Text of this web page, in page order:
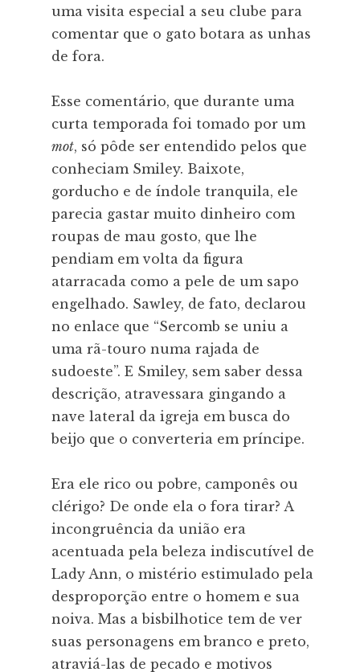
uma visita especial a seu clube para
comentar que o gato botara as unhas
de fora.
Esse comentário, que durante uma
curta temporada foi tomado por um
mot, só pôde ser entendido pelos que
conheciam Smiley. Baixote,
gorducho e de índole tranquila, ele
parecia gastar muito dinheiro com
roupas de mau gosto, que lhe
pendiam em volta da figura
atarracada como a pele de um sapo
engelhado. Sawley, de fato, declarou
no enlace que “Sercomb se uniu a
uma rã-touro numa rajada de
sudoeste”. E Smiley, sem saber dessa
descrição, atravessara gingando a
nave lateral da igreja em busca do
beijo que o converteria em príncipe.
Era ele rico ou pobre, camponês ou
clérigo? De onde ela o fora tirar? A
incongruência da união era
acentuada pela beleza indiscutível de
Lady Ann, o mistério estimulado pela
desproporção entre o homem e sua
noiva. Mas a bisbilhotice tem de ver
suas personagens em branco e preto,
atraviá-las de pecado e motivos